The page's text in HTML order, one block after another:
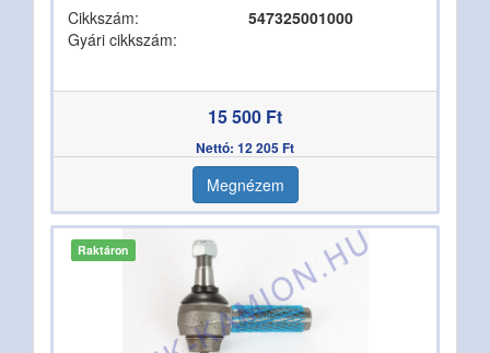
Cikkszám:
547325001000
Gyári cikkszám:
15 500 Ft
Nettó: 12 205 Ft
Megnézem
Raktáron